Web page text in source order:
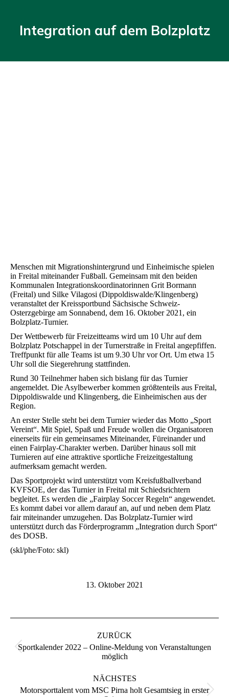
Integration auf dem Bolzplatz
Menschen mit Migrationshintergrund und Einheimische spielen
in Freital miteinander Fußball. Gemeinsam mit den beiden
Kommunalen Integrationskoordinatorinnen Grit Bormann
(Freital) und Silke Vilagosi (Dippoldiswalde/Klingenberg)
veranstaltet der Kreissportbund Sächsische Schweiz-
Osterzgebirge am Sonnabend, dem 16. Oktober 2021, ein
Bolzplatz-Turnier.
Der Wettbewerb für Freizeitteams wird um 10 Uhr auf dem
Bolzplatz Potschappel in der Turnerstraße in Freital angepfiffen.
Treffpunkt für alle Teams ist um 9.30 Uhr vor Ort. Um etwa 15
Uhr soll die Siegerehrung stattfinden.
Rund 30 Teilnehmer haben sich bislang für das Turnier
angemeldet. Die Asylbewerber kommen größtenteils aus Freital,
Dippoldiswalde und Klingenberg, die Einheimischen aus der
Region.
An erster Stelle steht bei dem Turnier wieder das Motto „Sport
Vereint“. Mit Spiel, Spaß und Freude wollen die Organisatoren
einerseits für ein gemeinsames Miteinander, Füreinander und
einen Fairplay-Charakter werben. Darüber hinaus soll mit
Turnieren auf eine attraktive sportliche Freizeitgestaltung
aufmerksam gemacht werden.
Das Sportprojekt wird unterstützt vom Kreisfußballverband
KVFSOE, der das Turnier in Freital mit Schiedsrichtern
begleitet. Es werden die „Fairplay Soccer Regeln“ angewendet.
Es kommt dabei vor allem darauf an, auf und neben dem Platz
fair miteinander umzugehen. Das Bolzplatz-Turnier wird
unterstützt durch das Förderprogramm „Integration durch Sport“
des DOSB.
(skl/phe/Foto: skl)
13. Oktober 2021
ZURÜCK
Vorheriger
Beitrag:
Sportkalender 2022 – Online-Meldung von Veranstaltungen
möglich
NÄCHSTES
Nächster
Motorsporttalent vom MSC Pirna holt Gesamtsieg in erster